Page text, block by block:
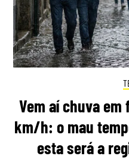
Vem aí chuva em
km/h: o mau
esta será a